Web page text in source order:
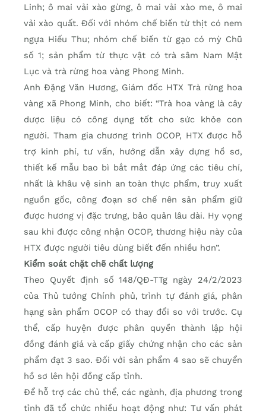
Linh; ô mai vải xào gừng, ô mai vải xào me, ô mai
vải xào quất. Đối với nhóm chế biến từ thịt có nem
ngựa Hiếu Thu; nhóm chế biến từ gạo có mỳ Chũ
số 1; sản phẩm từ thực vật có trà sâm Nam Mật
Lục và trà rừng hoa vàng Phong Minh.
Anh Đặng Văn Hương, Giám đốc HTX Trà rừng hoa
vàng xã Phong Minh, cho biết: “Trà hoa vàng là cây
dược liệu có công dụng tốt cho sức khỏe con
người. Tham gia chương trình OCOP, HTX được hỗ
trợ kinh phí, tư vấn, hướng dẫn xây dựng hồ sơ,
thiết kế mẫu bao bì bắt mắt đáp ứng các tiêu chí,
nhất là khâu vệ sinh an toàn thực phẩm, truy xuất
nguồn gốc, công đoạn sơ chế nên sản phẩm giữ
được hương vị đặc trưng, bảo quản lâu dài. Hy vọng
sau khi được công nhận OCOP, thương hiệu này của
HTX được người tiêu dùng biết đến nhiều hơn”.
Kiểm soát chặt chẽ chất lượng
Theo Quyết định số 148/QĐ-TTg ngày 24/2/2023
của Thủ tướng Chính phủ, trình tự đánh giá, phân
hạng sản phẩm OCOP có thay đổi so với trước. Cụ
thể, cấp huyện được phân quyền thành lập hội
đồng đánh giá và cấp giấy chứng nhận cho các sản
phẩm đạt 3 sao. Đối với sản phẩm 4 sao sẽ chuyển
hồ sơ lên hội đồng cấp tỉnh.
Để hỗ trợ các chủ thể, các ngành, địa phương trong
tỉnh đã tổ chức nhiều hoạt động như: Tư vấn phát